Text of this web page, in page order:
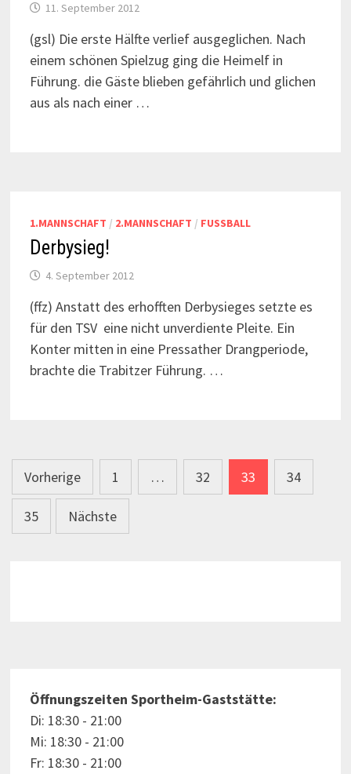
11. September 2012
(gsl) Die erste Hälfte verlief ausgeglichen. Nach
einem schönen Spielzug ging die Heimelf in
Führung. die Gäste blieben gefährlich und glichen
aus als nach einer …
1.MANNSCHAFT / 2.MANNSCHAFT / FUSSBALL
Derbysieg!
4. September 2012
(ffz) Anstatt des erhofften Derbysieges setzte es
für den TSV eine nicht unverdiente Pleite. Ein
Konter mitten in eine Pressather Drangperiode,
brachte die Trabitzer Führung. …
Seitennummerierung
der
Beiträge
Vorherige 1 … 32 33 34
35 Nächste
Öffnungszeiten Sportheim-Gaststätte:
Di: 18:30 - 21:00
Mi: 18:30 - 21:00
Fr: 18:30 - 21:00